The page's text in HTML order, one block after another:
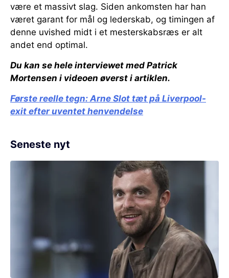
være et massivt slag. Siden ankomsten har han
været garant for mål og lederskab, og timingen af
denne uvished midt i et mesterskabsræs er alt
andet end optimal.
Du kan se hele interviewet med Patrick
Mortensen i videoen øverst i artiklen.
Første reelle tegn: Arne Slot tæt på Liverpool-
exit efter uventet henvendelse
Seneste nyt